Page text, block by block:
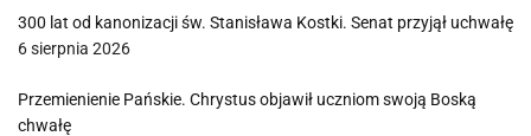
300 lat od kanonizacji św. Stanisława Kostki. Senat przyjął uchwałę
6 sierpnia 2026
Przemienienie Pańskie. Chrystus objawił uczniom swoją Boską
chwałę